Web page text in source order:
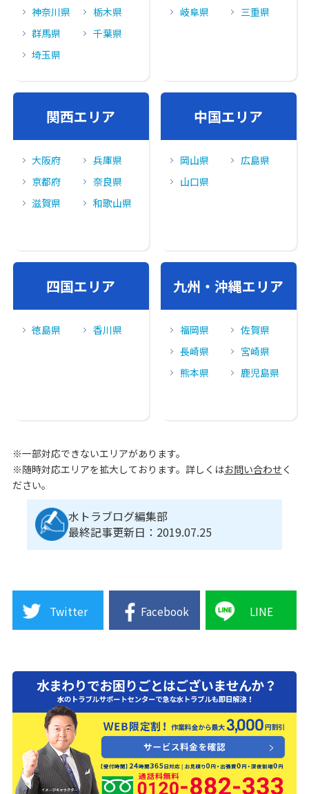
神奈川県
栃木県
群馬県
千葉県
埼玉県
岐阜県
三重県
関⻄エリア
大阪府
兵庫県
京都府
奈良県
滋賀県
和歌山県
中国エリア
岡山県
広島県
山口県
四国エリア
徳島県 香川県
九州・沖縄エリア
福岡県
佐賀県
長崎県
宮崎県
熊本県
鹿児島県
※一部対応できないエリアがあります。
※随時対応エリアを拡大しております。詳しくはお問い合わせ く
ださい。
水トラブログ編集部
最終記事更新日：2019.07.25
Twitter Facebook LINE
0120-882-333